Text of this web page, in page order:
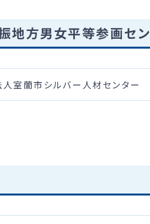
地方男女平等参画セ
室蘭市シルバー人材センター